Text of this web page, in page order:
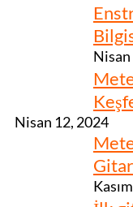
Nisan 12, 2024